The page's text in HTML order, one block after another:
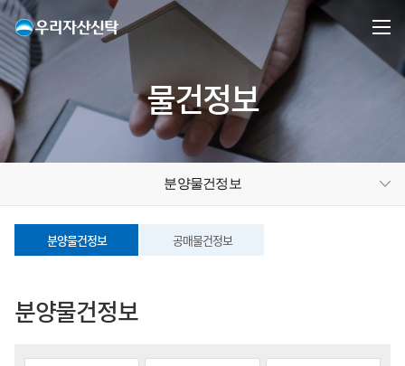
물건정보
분양물건정보
분양물건정보 공매물건정보
분양물건정보